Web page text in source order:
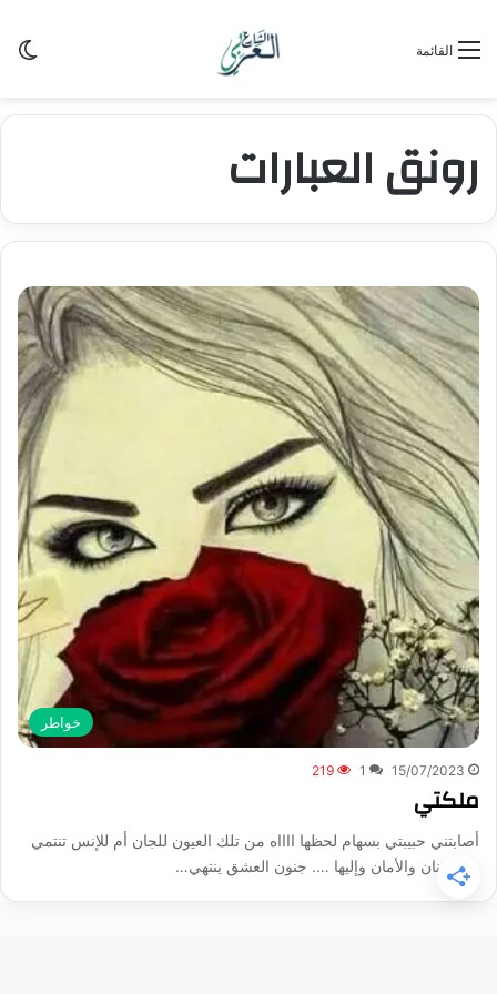
القائمة
رونق العبارات
خواطر
15/07/2023
1
219
ملكتي
أصابتني حبيبتي بسهام لحظها ااااه من تلك العيون للجان أم للإنس تنتمي
بها الحنان والأمان وإليها …. جنون العشق ينتهي…